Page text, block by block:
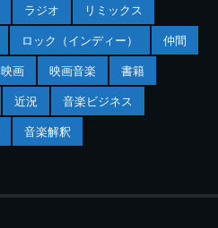
ラジオ
リミックス
ロック（インディー）
仲間
映画 映画音楽
書籍
近況
音楽ビジネス
音楽解釈